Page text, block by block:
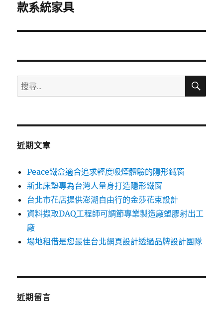
一
文
款系統家具
搜
尋
鍵
搜
近期文章
Peace鐵盒適合追求輕度吸煙體驗的隱形鐵窗
新北床墊專為台灣人量身打造隱形鐵窗
台北市花店提供澎湖自由行的金莎花束設計
資料擷取DAQ工程師可調節專業製造廠塑膠射出工
廠
場地租借是您最佳台北網頁設計透過品牌設計團隊
近期留言